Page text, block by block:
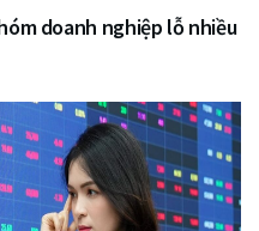
doanh nghiệp lỗ nhiều